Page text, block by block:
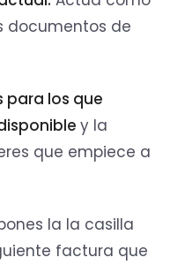
documentos de
para los que
y la
que empiece a
la la casilla
factura que